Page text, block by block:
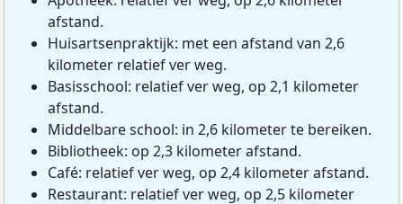
afstand.
Huisartsenpraktijk: met een afstand van 2,6
kilometer relatief ver weg.
Basisschool: relatief ver weg, op 2,1 kilometer
afstand.
Middelbare school: in 2,6 kilometer te bereiken.
Bibliotheek: op 2,3 kilometer afstand.
Café: relatief ver weg, op 2,4 kilometer afstand.
Restaurant: relatief ver weg, op 2,5 kilometer